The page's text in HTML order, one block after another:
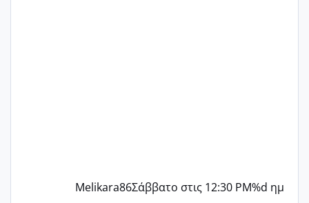
Melikara86Σάββατο στις 12:30 PM%d ημ